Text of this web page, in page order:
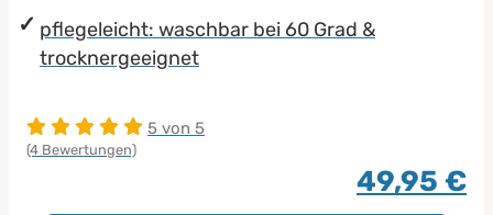
pflegeleicht: waschbar bei 60 Grad &
trocknergeeignet
5 von 5
(4 Bewertungen)
49,95 €